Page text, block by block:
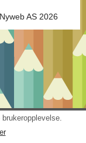
AS 2026